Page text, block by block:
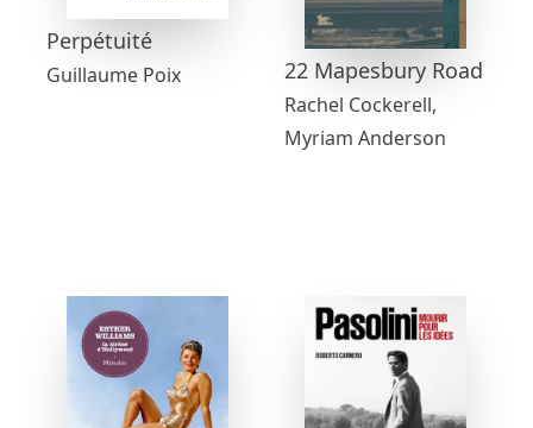
Perpétuité
Guillaume Poix 22 Mapesbury Road
Rachel Cockerell,
Myriam Anderson